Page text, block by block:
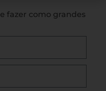
fazer como grandes